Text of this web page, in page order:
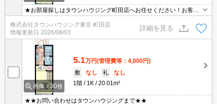
★お部屋探しはタウンハウジング町田店へお任せください！お客様
のご条件にピッタリなお部屋をご紹介可能です！！お引越しのプロ
が精一杯お手伝いさせていただきます！！★
株式会社タウンハウジング東京 町田店
情報更新日 2026/08/03
詳細を見る
画像：30枚
5.1万円(管理費等：4,000円)
敷
なし 礼
なし
1階
1K 20.01m²
★★お問い合わせはタウンハウジングまで★★